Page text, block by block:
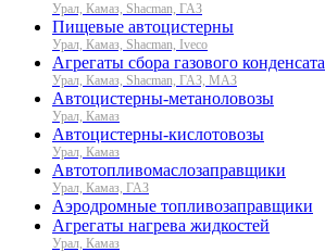
Урал, Камаз, Shacman, ГАЗ
Пищевые автоцистерны
Урал, Камаз, Shacman, Iveco
Агрегаты сбора газового конденсата
Урал, Камаз, Shacman, ГАЗ, МАЗ
Автоцистерны-метаноловозы
Урал, Камаз
Автоцистерны-кислотовозы
Урал, Камаз
Автотопливомаслозаправщики
Урал, Камаз, ГАЗ
Аэродромные топливозаправщики
Агрегаты нагрева жидкостей
Урал, Камаз